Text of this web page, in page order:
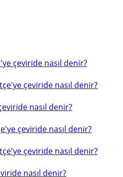
çeviride nasıl denir?
çeviride nasıl denir?
nasıl denir?
çeviride nasıl denir?
çeviride nasıl denir?
nasıl denir?